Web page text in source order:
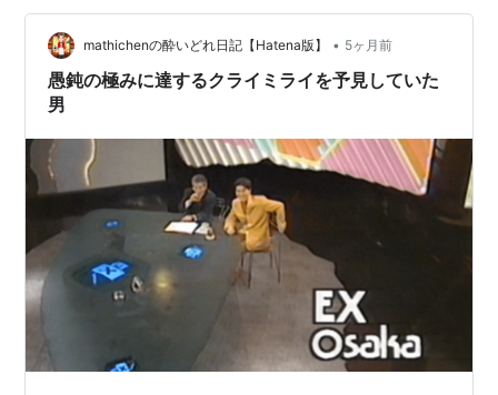
mathichenの酔いどれ日記【Hatena版】 • 5ヶ月前
愚鈍の極みに達するクライミライを予見していた
男